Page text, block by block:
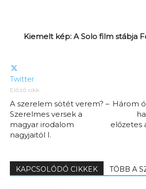
Kiemelt kép: A Solo film stábja
Twitter
Előző cikk
A szerelem sötét verem? –
Szerelmes versek a
magyar irodalom
nagyjaitól I.
Három
előzetes
KAPCSOLÓDÓ CIKKEK TÖBB A